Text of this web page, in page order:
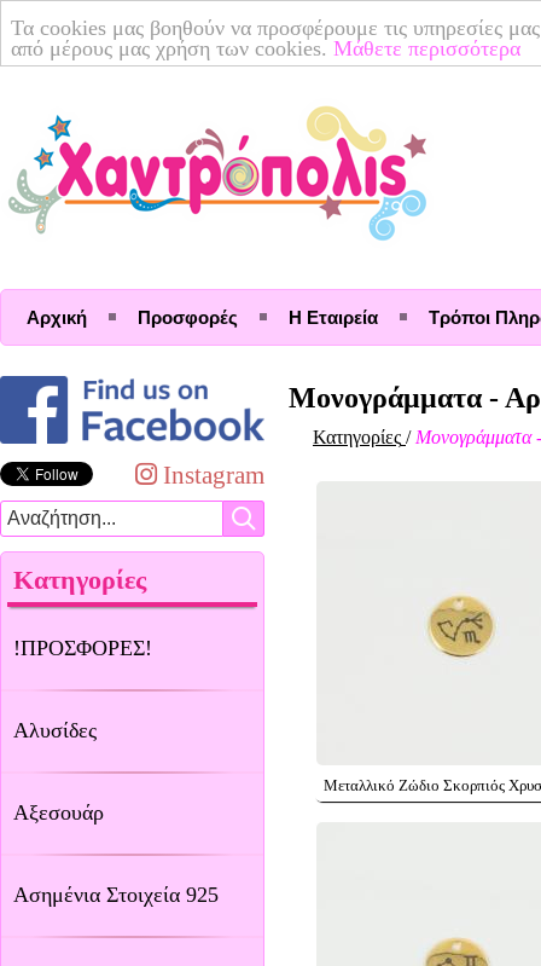
Τα cookies μας βοηθούν να προσφέρουμε τις υπηρεσίες
από μέρους μας χρήση των cookies. Μάθετε περισσότερα
Αρχική Προσφορές Η Εταιρεία Τρόποι
Instagram
Κατηγορίες
!ΠΡΟΣΦΟΡΕΣ!
Αλυσίδες
Αξεσουάρ
Ασημένια Στοιχεία 925
Μονογράμματα -
Κατηγορίες / Μονογράμματα
Μεταλλικό Ζώδιο Σκορπιός